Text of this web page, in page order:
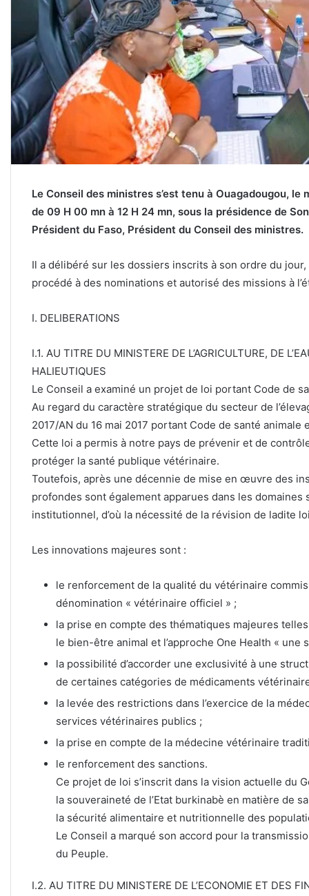
Le Conseil des ministres s’est tenu à Ouagadougou,
de 09 H 00 mn à 12 H 24 mn, sous la présidence de
Président du Faso, Président du Conseil des ministres.
Il a délibéré sur les dossiers inscrits à son ordre du
procédé à des nominations et autorisé des missions à
I. DELIBERATIONS
I.1. AU TITRE DU MINISTERE DE L’AGRICULTURE, DE
HALIEUTIQUES
Le Conseil a examiné un projet de loi portant Code de
Au regard du caractère stratégique du secteur de
2017/AN du 16 mai 2017 portant Code de santé
Cette loi a permis à notre pays de prévenir et de
protéger la santé publique vétérinaire.
Toutefois, après une décennie de mise en œuvre des
profondes sont également apparues dans les
institutionnel, d’où la nécessité de la révision de ladite
Les innovations majeures sont :
le renforcement de la qualité du vétérinaire
dénomination « vétérinaire officiel » ;
la prise en compte des thématiques majeures
le bien-être animal et l’approche One Health « une
la possibilité d’accorder une exclusivité à une
de certaines catégories de médicaments
la levée des restrictions dans l’exercice de la
services vétérinaires publics ;
la prise en compte de la médecine vétérinaire
le renforcement des sanctions.
Ce projet de loi s’inscrit dans la vision actuelle du
la souveraineté de l’Etat burkinabè en matière de
la sécurité alimentaire et nutritionnelle des
Le Conseil a marqué son accord pour la
du Peuple.
I.2. AU TITRE DU MINISTERE DE L’ECONOMIE ET DES